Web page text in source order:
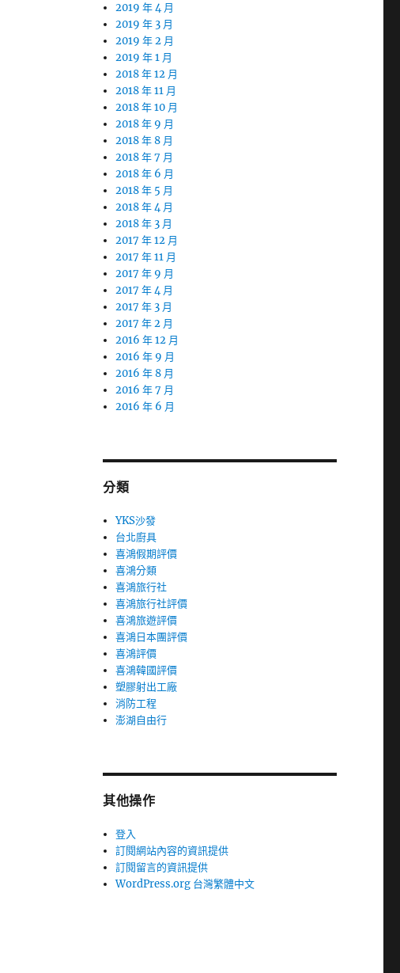
2019 年 4 月
2019 年 3 月
2019 年 2 月
2019 年 1 月
2018 年 12 月
2018 年 11 月
2018 年 10 月
2018 年 9 月
2018 年 8 月
2018 年 7 月
2018 年 6 月
2018 年 5 月
2018 年 4 月
2018 年 3 月
2017 年 12 月
2017 年 11 月
2017 年 9 月
2017 年 4 月
2017 年 3 月
2017 年 2 月
2016 年 12 月
2016 年 9 月
2016 年 8 月
2016 年 7 月
2016 年 6 月
分類
YKS沙發
台北廚具
喜鴻假期評價
喜鴻分類
喜鴻旅行社
喜鴻旅行社評價
喜鴻旅遊評價
喜鴻日本團評價
喜鴻評價
喜鴻韓國評價
塑膠射出工廠
消防工程
澎湖自由行
其他操作
登入
訂閱網站內容的資訊提供
訂閱留言的資訊提供
WordPress.org 台灣繁體中文